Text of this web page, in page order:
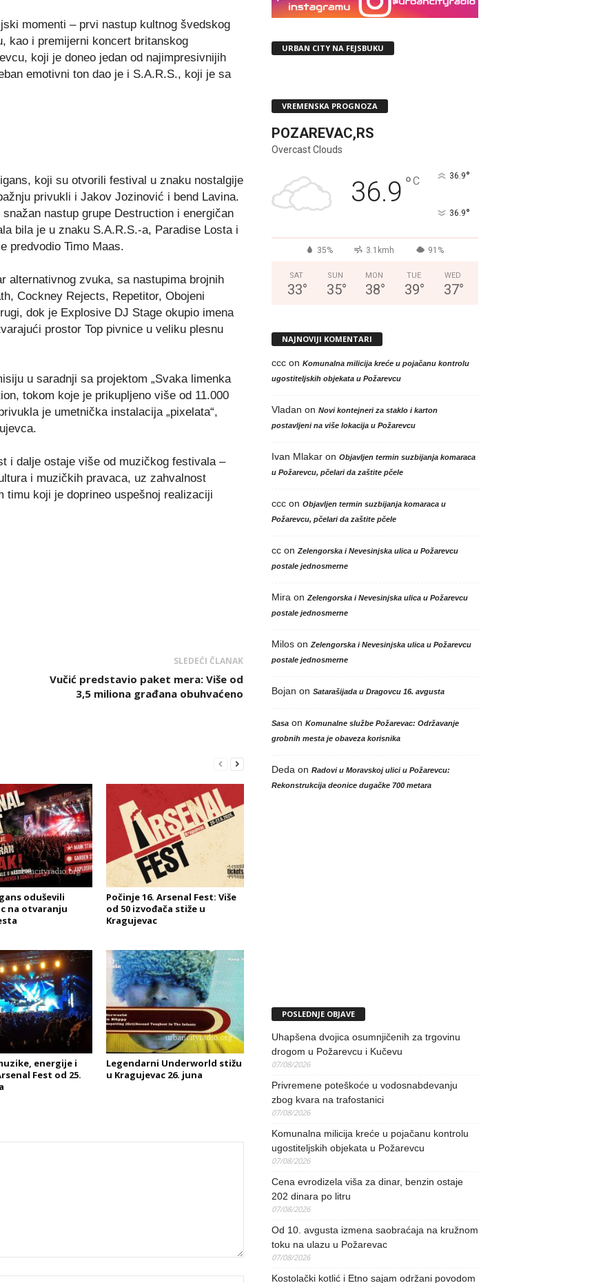
momenti – prvi nastup kultnog švedskog
kao i premijerni koncert britanskog
koji je doneo jedan od najimpresivnijih
emotivni ton dao je i S.A.R.S., koji je sa
koji su otvorili festival u znaku nostalgije
privukli i Jakov Jozinović i bend Lavina.
nastup grupe Destruction i energičan
bila je u znaku S.A.R.S.-a, Paradise Losta i
predvodio Timo Maas.
alternativnog zvuka, sa nastupima brojnih
Cockney Rejects, Repetitor, Obojeni
dok je Explosive DJ Stage okupio imena
prostor Top pivnice u veliku plesnu
u saradnji sa projektom „Svaka limenka
tokom koje je prikupljeno više od 11.000
je umetnička instalacija „pixelata“,
i dalje ostaje više od muzičkog festivala –
i muzičkih pravaca, uz zahvalnost
timu koji je doprineo uspešnoj realizaciji
SLEDEĆI ČLANAK
Vučić predstavio paket mera: Više od
3,5 miliona građana obuhvaćeno
oduševili
na otvaranju
Počinje 16. Arsenal Fest: Više
od 50 izvođača stiže u
Kragujevac
energije i
Fest od 25.
Legendarni Underworld stižu
u Kragujevac 26. juna
URBAN CITY NA FEJSBUKU
VREMENSKA PROGNOZA
POZAREVAC,RS
Overcast Clouds
36.9 °C 36.9°
36.9°
35% 3.1kmh 91%
SAT
33°
SUN
35°
MON
38°
TUE
39°
WED
37°
NAJNOVIJI KOMENTARI
cccon Komunalna milicija kreće u pojačanu kontrolu
ugostiteljskih objekata u Požarevcu
Vladan on Novi kontejneri za staklo i karton
postavljeni na više lokacija u Požarevcu
Ivan Mlakaron Objavljen termin suzbijanja komaraca
u Požarevcu, pčelari da zaštite pčele
cccon Objavljen termin suzbijanja komaraca u
Požarevcu, pčelari da zaštite pčele
ccon Zelengorska i Nevesinjska ulica u Požarevcu
postale jednosmerne
Mira on Zelengorska i Nevesinjska ulica u Požarevcu
postale jednosmerne
Miloson Zelengorska i Nevesinjska ulica u Požarevcu
postale jednosmerne
Bojan on Satarašijada u Dragovcu 16. avgusta
Sasaon Komunalne službe Požarevac: Održavanje
grobnih mesta je obaveza korisnika
Deda on Radovi u Moravskoj ulici u Požarevcu:
Rekonstrukcija deonice dugačke 700 metara
POSLEDNJE OBJAVE
Uhapšena dvojica osumnjičenih za trgovinu
drogom u Požarevcu i Kučevu
07/08/2026
Privremene poteškoće u vodosnabdevanju
zbog kvara na trafostanici
07/08/2026
Komunalna milicija kreće u pojačanu kontrolu
ugostiteljskih objekata u Požarevcu
07/08/2026
Cena evrodizela viša za dinar, benzin ostaje
202 dinara po litru
07/08/2026
Od 10. avgusta izmena saobraćaja na kružnom
toku na ulazu u Požarevac
07/08/2026
Kostolački kotlić i Etno sajam održani povodom